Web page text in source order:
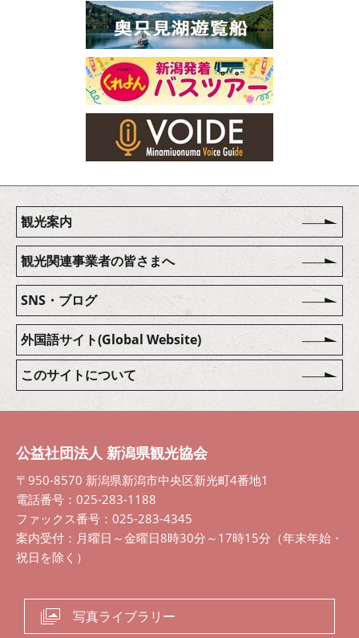
観光案内
観光関連事業者の皆さまへ
SNS・ブログ
外国語サイト(Global Website)
このサイトについて
公益社団法人 新潟県観光協会
〒950-8570 新潟県新潟市中央区新光町4番地1
電話番号：025-283-1188
ファックス番号：025-283-4345
案内受付：月曜日～金曜日8時30分～17時15分（年末年始・
祝日を除く）
写真ライブラリー